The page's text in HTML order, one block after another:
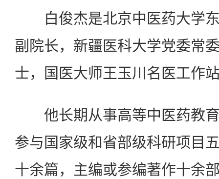
白俊杰是北京中医药大学东
副院长，新疆医科大学党委常
士，国医大师王玉川名医工作
他长期从事高等中医药教育
参与国家级和省部级科研项目
十余篇，主编或参编著作十余